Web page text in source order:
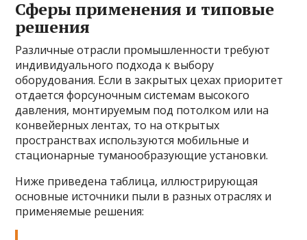
Сферы применения и типовые
решения
Различные отрасли промышленности требуют
индивидуального подхода к выбору
оборудования. Если в закрытых цехах приоритет
отдается форсуночным системам высокого
давления, монтируемым под потолком или на
конвейерных лентах, то на открытых
пространствах используются мобильные и
стационарные туманообразующие установки.
Ниже приведена таблица, иллюстрирующая
основные источники пыли в разных отраслях и
применяемые решения: